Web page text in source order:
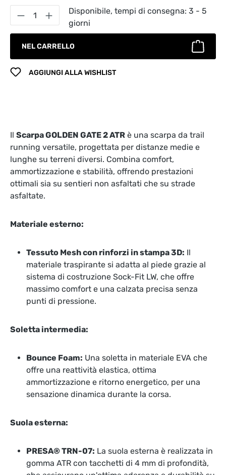
Quantità del prodotto: inserisci la
Disponibile, tempi di consegna: 3 - 5
giorni
NEL CARRELLO
AGGIUNGI ALLA WISHLIST
Il Scarpa GOLDEN GATE 2 ATR è una scarpa da trail
running versatile, progettata per distanze medie e
lunghe su terreni diversi. Combina comfort,
ammortizzazione e stabilità, offrendo prestazioni
ottimali sia su sentieri non asfaltati che su strade
asfaltate.
Materiale esterno:
Tessuto Mesh con rinforzi in stampa 3D: Il
materiale traspirante si adatta al piede grazie al
sistema di costruzione Sock-Fit LW, che offre
massimo comfort e una calzata precisa senza
punti di pressione.
Soletta intermedia:
Bounce Foam: Una soletta in materiale EVA che
offre una reattività elastica, ottima
ammortizzazione e ritorno energetico, per una
sensazione dinamica durante la corsa.
Suola esterna:
PRESA® TRN-07: La suola esterna è realizzata in
gomma ATR con tacchetti di 4 mm di profondità,